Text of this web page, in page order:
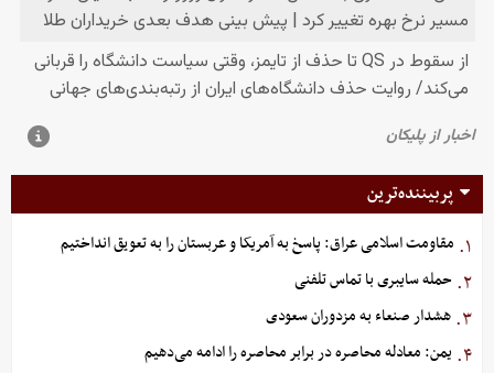
پربیننده‌ترین
۱. مقاومت اسلامی عراق: پاسخ به آمریکا و عربستان را به تعویق انداختیم
۲. حمله سایبری با تماس تلفنی
۳. هشدار صنعاء به مزدوران سعودی
۴. یمن: معادله محاصره در برابر محاصره را ادامه می‌دهیم